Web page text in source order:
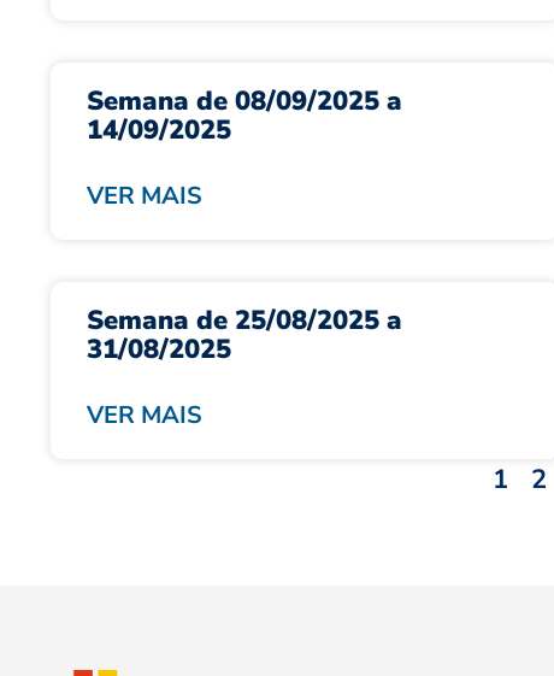
Semana de 08/09/2025 a
14/09/2025
VER MAIS
Semana de 25/08/2025 a
31/08/2025
VER MAIS
1 2